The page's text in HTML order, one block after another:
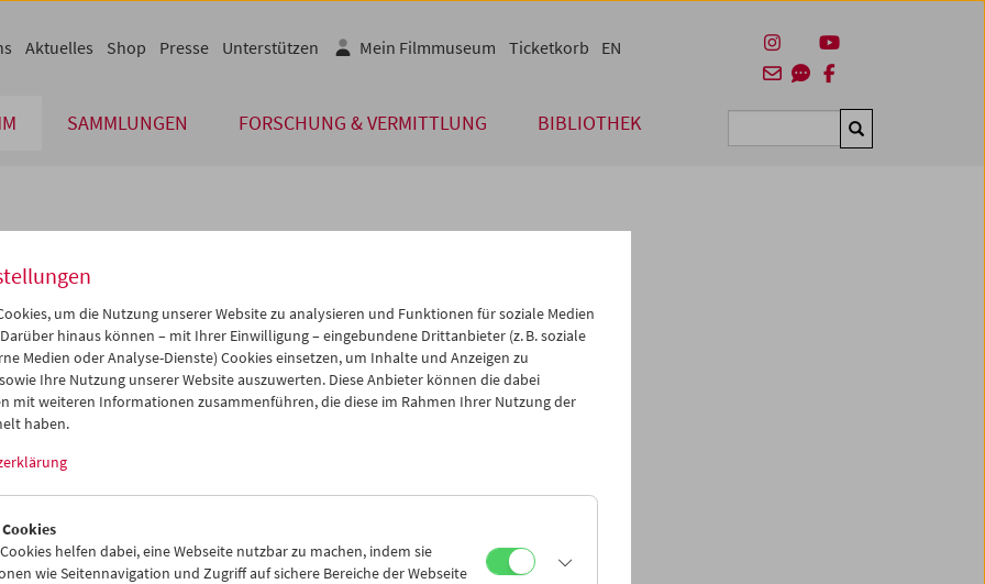
SAMMLUNGEN FORSCHUNG & VERMITTLUNG BIBLIOTHEK Suchen
Aktuelles Shop Presse Unterstützen Mein Filmmuseum Ticketkorb EN
Jul 2017 >>
Mi Do Fr Sa So
28 29 30 01
02
05 06 07 08
09
12 13
19 20
02
iCalender
Programmheft-PDF
English language or subtitles
um die Nutzung unserer Website zu analysieren und Funktionen für soziale Medien
hinaus können – mit Ihrer Einwilligung – eingebundene Drittanbieter (z. B. soziale
Medien oder Analyse-Dienste) Cookies einsetzen, um Inhalte und Anzeigen zu
Ihre Nutzung unserer Website auszuwerten. Diese Anbieter können die dabei
mit weiteren Informationen zusammenführen, die diese im Rahmen Ihrer Nutzung der
haben.
helfen dabei, eine Webseite nutzbar zu machen, indem sie
wie Seitennavigation und Zugriff auf sichere Bereiche der Webseite